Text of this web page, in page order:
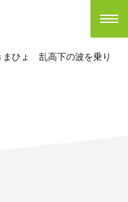
まひょ 乱高下の波を乗り